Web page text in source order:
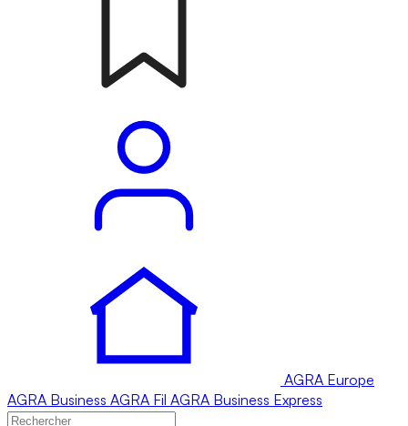
AGRA Europe
AGRA Business AGRA Fil AGRA Business Express